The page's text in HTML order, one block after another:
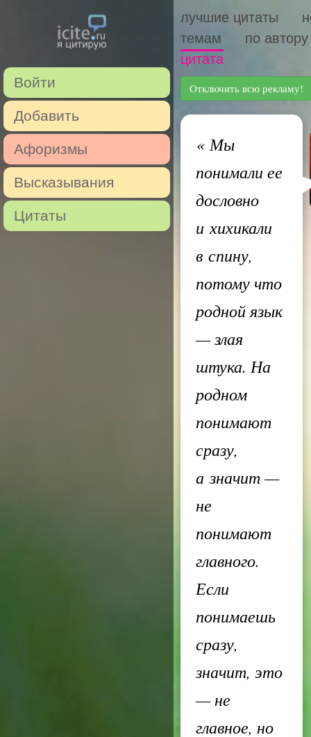
Войти
Добавить
Афоризмы
Высказывания
Цитаты
лучшие цитаты
темам
по автору
цитата
Отключить всю рекламу!
«Мы
понимали ее
дословно
и хихикали
в спину,
потому что
родной язык
— злая
штука. На
родном
понимают
сразу,
а значит —
не
понимают
главного.
Если
понимаешь
сразу,
значит, это
— не
главное, но